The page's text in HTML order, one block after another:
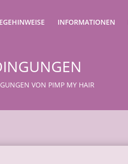
INFORMATIONEN
VON PIMP MY HAIR